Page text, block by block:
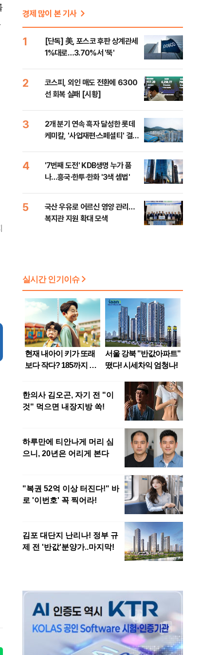
경제 많이 본 기사
1
[단독] 美, 포스코 후판 상계관세
1%대로…3.70%서 '뚝'
2
코스피, 외인 매도 전환에 6300
선 회복 실패 [시황]
3
2개 분기 연속 흑자 달성한 롯데
케미칼, '사업재편·스페셜티' 결실
4
'7번째 도전' KDB생명 누가 품
나…흥국·한투·한화 '3색 셈법'
5
국산 우유로 어르신 영양 관리…
복지관 지원 확대 모색